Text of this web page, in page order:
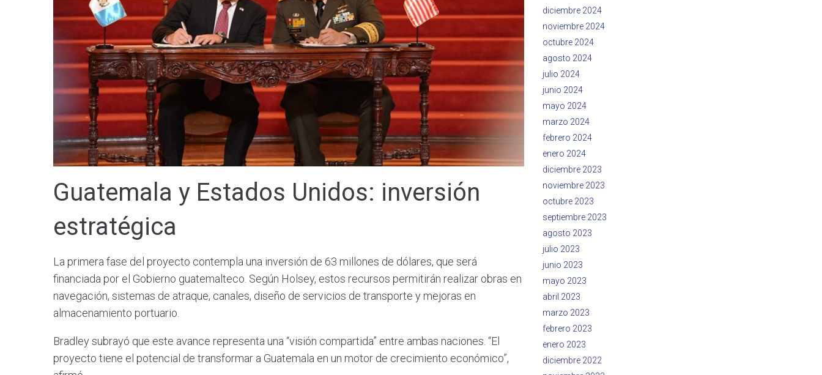
Guatemala y Estados Unidos: inversión
estratégica
La primera fase del proyecto contempla una inversión de 63 millones de dólares, que será
financiada por el Gobierno guatemalteco. Según Holsey, estos recursos permitirán realizar obras en
navegación, sistemas de atraque, canales, diseño de servicios de transporte y mejoras en
almacenamiento portuario.
Bradley subrayó que este avance representa una “visión compartida” entre ambas naciones. “El
proyecto tiene el potencial de transformar a Guatemala en un motor de crecimiento económico”,
diciembre 2024
noviembre 2024
octubre 2024
agosto 2024
julio 2024
junio 2024
mayo 2024
marzo 2024
febrero 2024
enero 2024
diciembre 2023
noviembre 2023
octubre 2023
septiembre 2023
agosto 2023
julio 2023
junio 2023
mayo 2023
abril 2023
marzo 2023
febrero 2023
enero 2023
diciembre 2022